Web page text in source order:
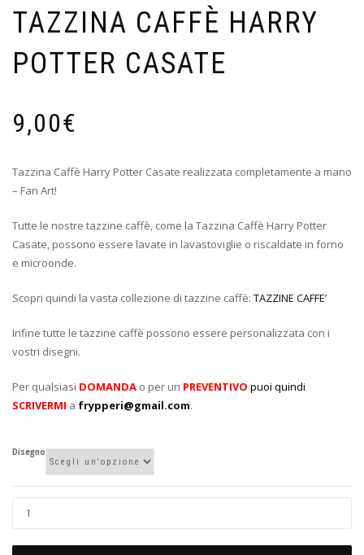
TAZZINA CAFFÈ HARRY
POTTER CASATE
9,00€
Tazzina Caffè Harry Potter Casate realizzata completamente a mano
– Fan Art!
Tutte le nostre tazzine caffè, come la Tazzina Caffè Harry Potter
Casate, possono essere lavate in lavastoviglie o riscaldate in forno
e microonde.
Scopri quindi la vasta collezione di tazzine caffè: TAZZINE CAFFE’
Infine tutte le tazzine caffè possono essere personalizzata con i
vostri disegni.
Per qualsiasi DOMANDA o per un PREVENTIVO puoi quindi
SCRIVERMI a frypperi@gmail.com.
Disegno